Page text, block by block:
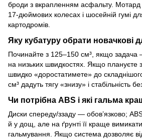
броди з вкрапленням асфальту.
17-дюймових колесах і шосейній гумі
картодромів.
Яку кубатуру обрати новачкові
Починайте з 125–150 см³, якщо задача
на низьких швидкостях. Якщо плануєте
швидко «доростатимете» до
см³ дадуть тягу «знизу» і стабільність
Чи потрібна ABS і які гальма
Диски спереду/ззаду — обов’язково;
й у дощ, але на ґрунті її краще
гальмування. Якщо система дозволяє